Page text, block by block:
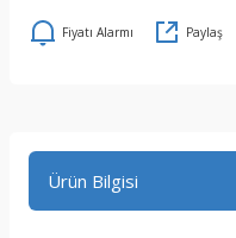
Fiyatı Alarmı Paylaş
Ürün Bilgisi